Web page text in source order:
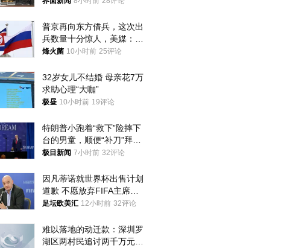
普京再向东方借兵，这次出
兵数量十分惊人，美媒：俄
朝要动真格？
烽火菌 10小时前 25评论
32岁女儿不结婚 母亲花7万
求助心理“大咖”
极昼 10小时前 19评论
特朗普小跑着“救下”险摔下
台的男童，顺便“补刀”拜
登：“我可不想他像拜登一
极目新闻 7小时前 32评论
因凡蒂诺就世界杯出售计划
道歉 不愿放弃FIFA主席职
位
足坛欧美汇 12小时前 32评论
难以落地的动迁款：深圳罗
湖区两村民追讨两千万元动